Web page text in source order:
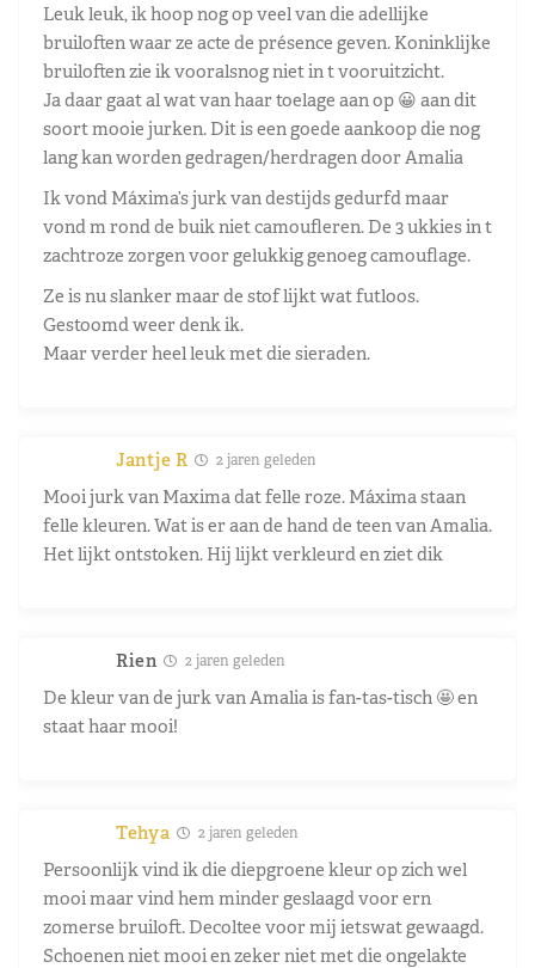
Leuk leuk, ik hoop nog op veel van die adellijke
bruiloften waar ze acte de présence geven. Koninklijke
bruiloften zie ik vooralsnog niet in t vooruitzicht.
Ja daar gaat al wat van haar toelage aan op 😀 aan dit
soort mooie jurken. Dit is een goede aankoop die nog
lang kan worden gedragen/herdragen door Amalia
Ik vond Máxima’s jurk van destijds gedurfd maar
vond m rond de buik niet camoufleren. De 3 ukkies in t
zachtroze zorgen voor gelukkig genoeg camouflage.
Ze is nu slanker maar de stof lijkt wat futloos.
Gestoomd weer denk ik.
Maar verder heel leuk met die sieraden.
Jantje R 2 jaren geleden
Mooi jurk van Maxima dat felle roze. Máxima staan
felle kleuren. Wat is er aan de hand de teen van Amalia.
Het lijkt ontstoken. Hij lijkt verkleurd en ziet dik
Rien 2 jaren geleden
De kleur van de jurk van Amalia is fan-tas-tisch 🤩 en
staat haar mooi!
Tehya 2 jaren geleden
Persoonlijk vind ik die diepgroene kleur op zich wel
mooi maar vind hem minder geslaagd voor ern
zomerse bruiloft. Decoltee voor mij ietswat gewaagd.
Schoenen niet mooi en zeker niet met die ongelakte